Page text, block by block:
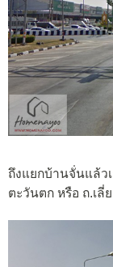
ถึงแยกบ้านจั่นแล้ว
ตะวันตก หรือ ถ.เลี่